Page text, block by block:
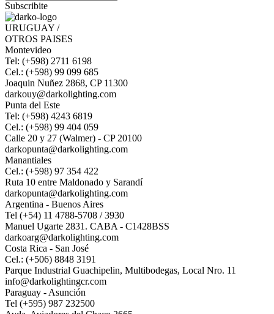
Subscribite
URUGUAY /
OTROS PAISES
Montevideo
Tel: (+598) 2711 6198
Cel.: (+598) 99 099 685
Joaquin Nuñez 2868, CP 11300
darkouy@darkolighting.com
Punta del Este
Tel: (+598) 4243 6819
Cel.: (+598) 99 404 059
Calle 20 y 27 (Walmer) - CP 20100
darkopunta@darkolighting.com
Manantiales
Cel.: (+598) 97 354 422
Ruta 10 entre Maldonado y Sarandí
darkopunta@darkolighting.com
Argentina - Buenos Aires
Tel (+54) 11 4788-5708 / 3930
Manuel Ugarte 2831. CABA - C1428BSS
darkoarg@darkolighting.com
Costa Rica - San José
Cel.: (+506) 8848 3191
Parque Industrial Guachipelin, Multibodegas, Local Nro. 11
info@darkolightingcr.com
Paraguay - Asunción
Tel (+595) 987 232500